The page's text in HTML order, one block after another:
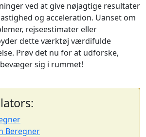
ved at give nøjagtige resultater
og acceleration. Uanset om
rejseestimater eller
dette værktøj værdifulde
Prøv det nu for at udforske,
sig i rummet!
Beregner